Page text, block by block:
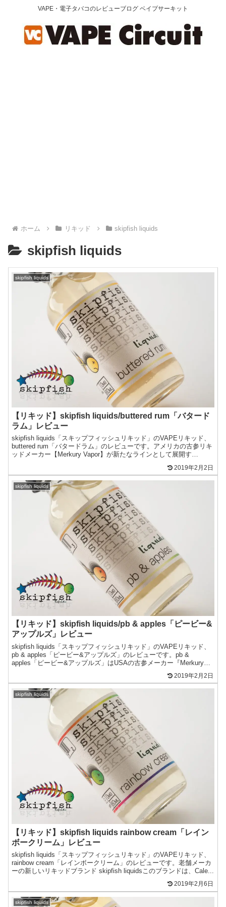
VAPE・電子タバコのレビューブログ ベイプサーキット
ホーム リキッド skipfish liquids
skipfish liquids
skipfish liquids
【リキッド】skipfish liquids/buttered rum「バタード
ラム」レビュー
skipfish liquids「スキップフィッシュリキッド」のVAPEリキッド、
buttered rum「バタードラム」のレビューです。アメリカの古参リキ
ッドメーカー【Merkury Vapor】が新たなラインとして展開す
2019年2月2日
skipfish liquids
【リキッド】skipfish liquids/pb & apples「ピービー&
アップルズ」レビュー
skipfish liquids「スキップフィッシュリキッド」のVAPEリキッド、
pb & apples「ピービー&アップルズ」のレビューです。pb &
apples「ピービー&アップルズ」はUSAの古参メーカー『Merkury
2019年2月2日
skipfish liquids
【リキッド】skipfish liquids rainbow cream「レイン
ボークリーム」レビュー
skipfish liquids「スキップフィッシュリキッド」のVAPEリキッド、
rainbow cream「レインボークリーム」のレビューです。老舗メーカ
ーの新しいリキッドブランド skipfish liquidsこのブランドは、Cale...
2019年2月6日
skipfish liquids